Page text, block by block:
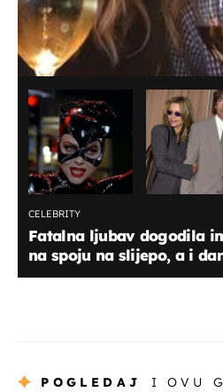
CELEBRITY
Fatalna ljubav dogodila
na spoju na slijepo, a i
POGLEDAJ I OVU